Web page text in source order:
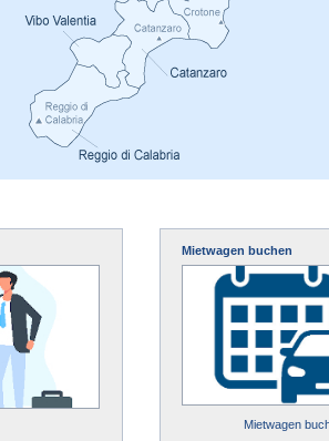
Mietwagen buchen
Mietwagen